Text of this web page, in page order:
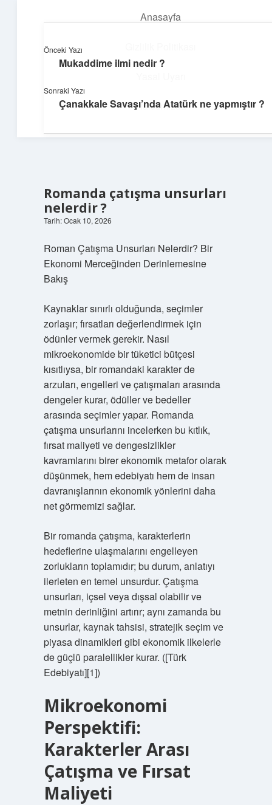
Anasayfa
Hakkımızda
Yaratıcı projelerle dünyanı inşa et!
Romanda çatışma unsurları
nelerdir ?
Tarih: Ocak 10, 2026
Roman Çatışma Unsurları Nelerdir? Bir
Ekonomi Merceğinden Derinlemesine
Bakış
Kaynaklar sınırlı olduğunda, seçimler
zorlaşır; fırsatları değerlendirmek için
ödünler vermek gerekir. Nasıl
mikroekonomide bir tüketici bütçesi
kısıtlıysa, bir romandaki karakter de
arzuları, engelleri ve çatışmaları arasında
dengeler kurar, ödüller ve bedeller
arasında seçimler yapar. Romanda
çatışma unsurlarını incelerken bu kıtlık,
fırsat maliyeti vedengesizlikler
kavramlarını birer ekonomik metafor olarak
düşünmek, hem edebiyatı hem de insan
davranışlarının ekonomik yönlerini daha
net görmemizi sağlar.
Bir romanda çatışma, karakterlerin
hedeflerine ulaşmalarını engelleyen
zorlukların toplamıdır; bu durum, anlatıyı
ilerleten en temel unsurdur. Çatışma
unsurları, içsel veya dışsal olabilir ve
metnin derinliğini artırır; aynı zamanda bu
unsurlar, kaynak tahsisi, stratejik seçim ve
piyasa dinamikleri gibi ekonomik ilkelerle
de güçlü paralellikler kurar. ([Türk
Edebiyatı][1])
Mikroekonomi
Perspektifi:
Karakterler Arası
Çatışma ve Fırsat
Maliyeti
Önceki Yazı
Mukaddime ilmi nedir ?
Sonraki Yazı
Çanakkale Savaşı’nda Atatürk ne yapmıştır ?